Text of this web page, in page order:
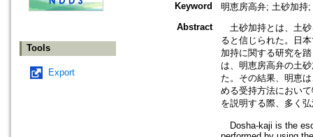
Tools
Export
Keyword
明恵房高弁; 土砂加持
Abstract
土砂加持とは、土砂
ると信じられた。日
加持に関する研究を
は、明恵房高弁の土
た。その結果、明恵
める受持方法におい
を説明する際、多く
Dosha-kaji is the